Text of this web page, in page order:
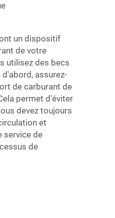
un dispositif
de votre
utilisez des becs
assurez-
de carburant de
permet d'éviter
devez toujours
et
service de
de